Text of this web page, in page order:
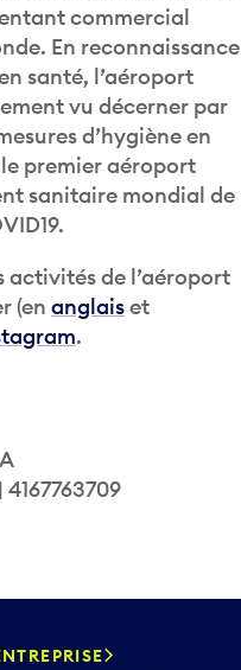
commercial
En reconnaissance
santé, l’aéroport
vu décerner par
d’hygiène en
premier aéroport
sanitaire mondial de
activités de l’aéroport
(en anglaiset
.
| 4167763709